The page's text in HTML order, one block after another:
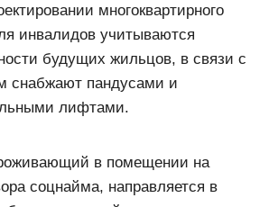
многоквартирного
инвалидов учитываются
будущих жильцов, в связи с
снабжают пандусами и
лифтами.
в помещении на
соцнайма, направляется в